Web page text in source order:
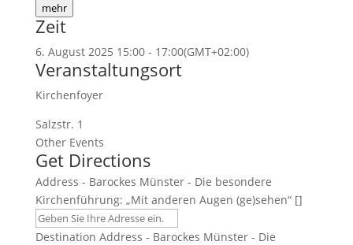
mehr
Zeit
6. August 2025 15:00- 17:00(GMT+02:00)
Veranstaltungsort
Kirchenfoyer
Salzstr. 1
Other Events
Get Directions
Address - Barockes Münster - Die besondere
Kirchenführung: „Mit anderen Augen (ge)sehen“ []
Destination Address - Barockes Münster - Die